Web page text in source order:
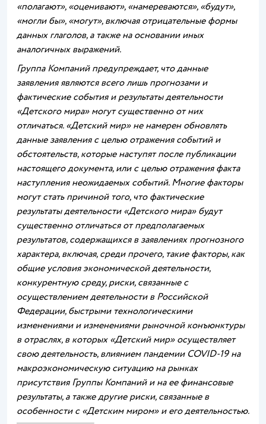
«полагают», «оценивают», «намереваются», «будут»,
«могли бы», «могут», включая отрицательные формы
данных глаголов, а также на основании иных
аналогичных выражений.
Группа Компаний предупреждает, что данные
заявления являются всего лишь прогнозами и
фактические события и результаты деятельности
«Детского мира» могут существенно от них
отличаться. «Детский мир» не намерен обновлять
данные заявления с целью отражения событий и
обстоятельств, которые наступят после публикации
настоящего документа, или с целью отражения факта
наступления неожидаемых событий. Многие факторы
могут стать причиной того, что фактические
результаты деятельности «Детского мира» будут
существенно отличаться от предполагаемых
результатов, содержащихся в заявлениях прогнозного
характера, включая, среди прочего, такие факторы, как
общие условия экономической деятельности,
конкурентную среду, риски, связанные с
осуществлением деятельности в Российской
Федерации, быстрыми технологическими
изменениями и изменениями рыночной конъюнктуры
в отраслях, в которых «Детский мир» осуществляет
свою деятельность, влиянием пандемии COVID-19 на
макроэкономическую ситуацию на рынках
присутствия Группы Компаний и на ее финансовые
результаты, а также другие риски, связанные в
особенности с «Детским миром» и его деятельностью.